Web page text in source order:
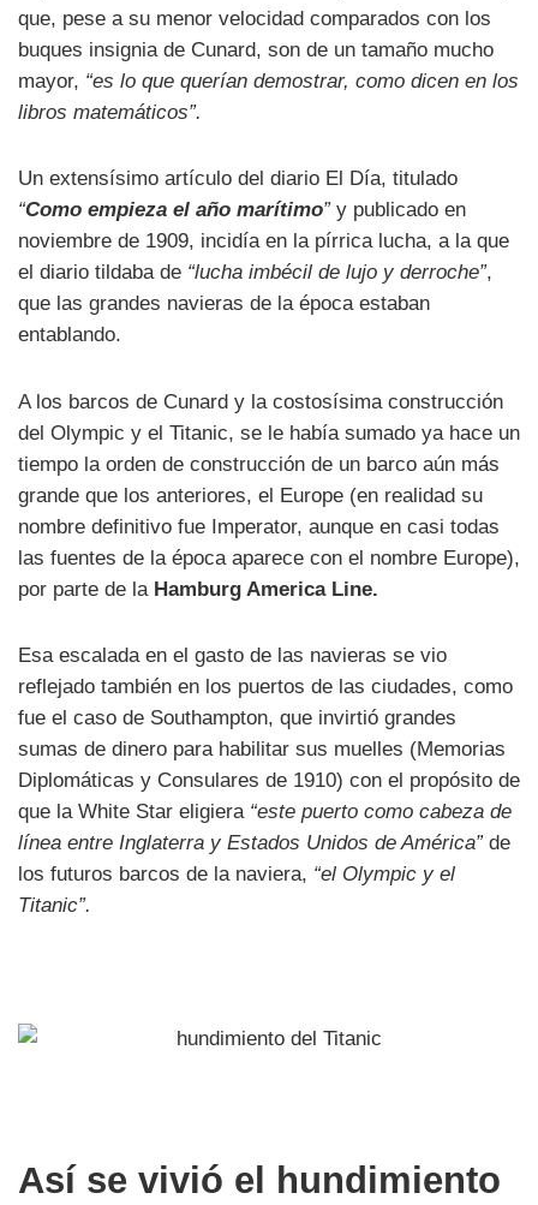
que, pese a su menor velocidad comparados con los
buques insignia de Cunard, son de un tamaño mucho
mayor, “es lo que querían demostrar, como dicen en los
libros matemáticos”.
Un extensísimo artículo del diario El Día, titulado
“Como empieza el año marítimo”y publicado en
noviembre de 1909, incidía en la pírrica lucha, a la que
el diario tildaba de “lucha imbécil de lujo y derroche”,
que las grandes navieras de la época estaban
entablando.
A los barcos de Cunard y la costosísima construcción
del Olympic y el Titanic, se le había sumado ya hace un
tiempo la orden de construcción de un barco aún más
grande que los anteriores, el Europe (en realidad su
nombre definitivo fue Imperator, aunque en casi todas
las fuentes de la época aparece con el nombre Europe),
por parte de la Hamburg America Line.
Esa escalada en el gasto de las navieras se vio
reflejado también en los puertos de las ciudades, como
fue el caso de Southampton, que invirtió grandes
sumas de dinero para habilitar sus muelles (Memorias
Diplomáticas y Consulares de 1910) con el propósito de
que la White Star eligiera “este puerto como cabeza de
línea entre Inglaterra y Estados Unidos de América”de
los futuros barcos de la naviera, “el Olympic y el
Titanic”.
Así se vivió el hundimiento